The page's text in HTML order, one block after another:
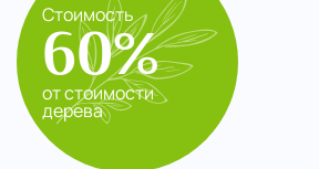
Стоимость
60%
от стоимости
дерева